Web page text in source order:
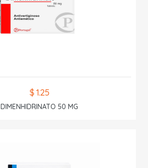
$ 1.25
DIMENHIDRINATO 50 MG